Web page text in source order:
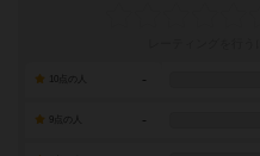
-
-